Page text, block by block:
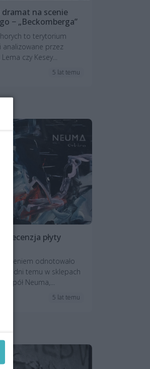
na scenie
− „Beckomberga”
to terytorium
przez
czy Kesey...
5 lat temu
Recenzja płyty
odnotowało
temu w sklepach
Neuma,...
5 lat temu